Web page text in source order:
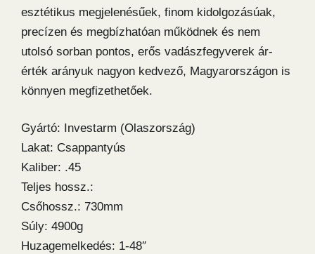
esztétikus megjelenésűek, finom kidolgozásúak,
precízen és megbízhatóan működnek és nem
utolsó sorban pontos, erős vadászfegyverek ár-
érték arányuk nagyon kedvező, Magyarországon is
könnyen megfizethetőek.
Gyártó: Investarm (Olaszország)
Lakat: Csappantyús
Kaliber: .45
Teljes hossz.:
Csőhossz.: 730mm
Súly: 4900g
Huzagemelkedés: 1-48″